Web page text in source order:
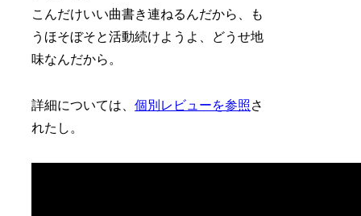
こんだけいい曲書き連ねるんだから、も
うほそぼそと活動続けようよ、どうせ地
味なんだから。
詳細については、個別レビューを参照さ
れたし。